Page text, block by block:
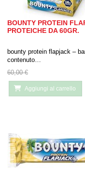
BOUNTY PROTEIN
PROTEICHE DA 60GR.
bounty protein flapjack –
contenuto…
60,00 €
Aggiungi al carrello